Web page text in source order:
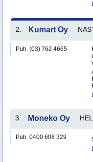
2. Kumart Oy
Puh. (03) 762 4665
3. Moneko Oy
Puh. 0400 608 329